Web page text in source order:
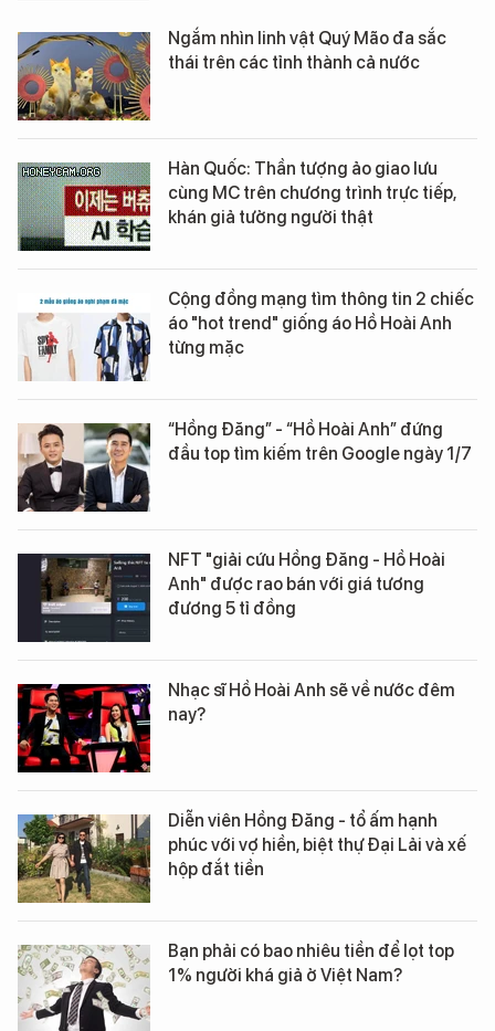
Ngắm nhìn linh vật Quý Mão đa sắc
thái trên các tỉnh thành cả nước
Hàn Quốc: Thần tượng ảo giao lưu
cùng MC trên chương trình trực tiếp,
khán giả tưởng người thật
Cộng đồng mạng tìm thông tin 2 chiếc
áo "hot trend" giống áo Hồ Hoài Anh
từng mặc
“Hồng Đăng” - “Hồ Hoài Anh” đứng
đầu top tìm kiếm trên Google ngày 1/7
NFT "giải cứu Hồng Đăng - Hồ Hoài
Anh" được rao bán với giá tương
đương 5 tỉ đồng
Nhạc sĩ Hồ Hoài Anh sẽ về nước đêm
nay?
Diễn viên Hồng Đăng - tổ ấm hạnh
phúc với vợ hiền, biệt thự Đại Lải và xế
hộp đắt tiền
Bạn phải có bao nhiêu tiền để lọt top
1% người khá giả ở Việt Nam?